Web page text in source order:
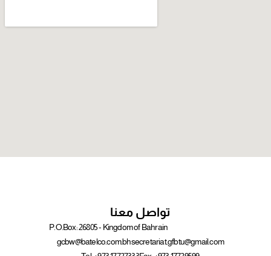
تواصل معنا
P.O.Box: 26805 - Kingdom of Bahrain
gcbw@batelco.com.bhsecretariat.gfbtu@gmail.com